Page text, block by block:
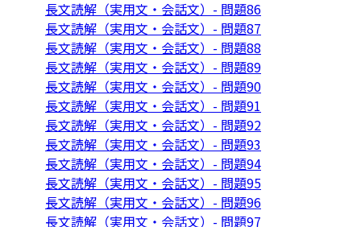
長文読解（実用文・会話文）- 問題86
長文読解（実用文・会話文）- 問題87
長文読解（実用文・会話文）- 問題88
長文読解（実用文・会話文）- 問題89
長文読解（実用文・会話文）- 問題90
長文読解（実用文・会話文）- 問題91
長文読解（実用文・会話文）- 問題92
長文読解（実用文・会話文）- 問題93
長文読解（実用文・会話文）- 問題94
長文読解（実用文・会話文）- 問題95
長文読解（実用文・会話文）- 問題96
長文読解（実用文・会話文）- 問題97